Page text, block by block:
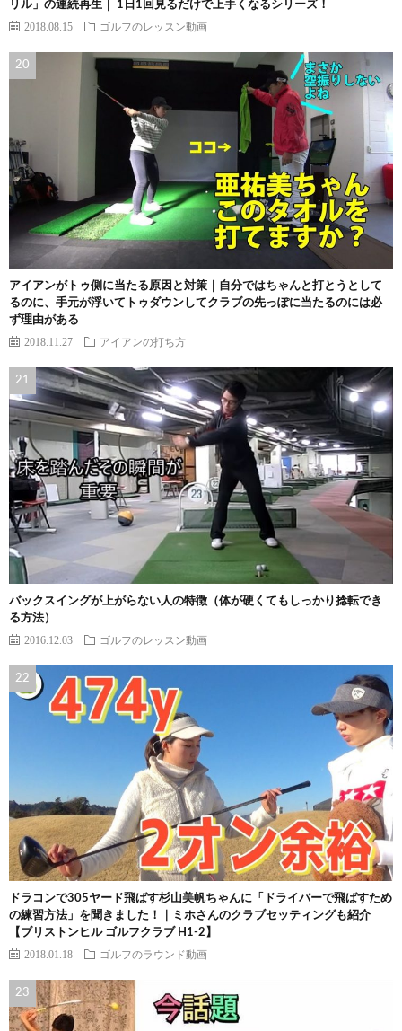
リル」の連続再生｜ 1日1回見るだけで上手くなるシリーズ！
2018.08.15 ゴルフのレッスン動画
アイアンがトゥ側に当たる原因と対策｜自分ではちゃんと打とうとして
るのに、手元が浮いてトゥダウンしてクラブの先っぽに当たるのには必
ず理由がある
2018.11.27 アイアンの打ち方
バックスイングが上がらない人の特徴（体が硬くてもしっかり捻転でき
る方法）
2016.12.03 ゴルフのレッスン動画
ドラコンで305ヤード飛ばす杉山美帆ちゃんに「ドライバーで飛ばすため
の練習方法」を聞きました！｜ミホさんのクラブセッティングも紹介
【ブリストンヒル ゴルフクラブ H1-2】
2018.01.18 ゴルフのラウンド動画